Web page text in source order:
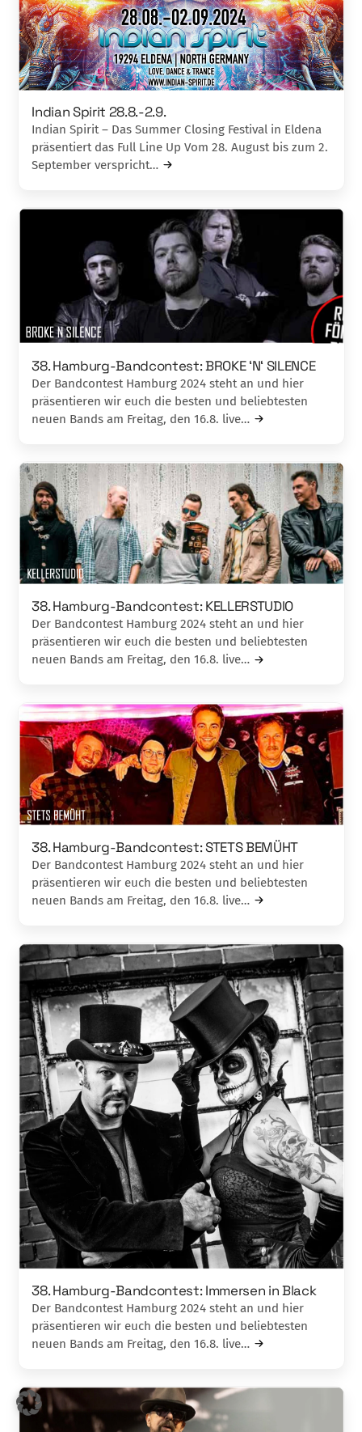
Indian Spirit 28.8.-2.9.
Indian Spirit – Das Summer Closing Festival in Eldena
präsentiert das Full Line Up Vom 28. August bis zum 2.
September verspricht…
38. Hamburg-Bandcontest: BROKE ‘N‘ SILENCE
Der Bandcontest Hamburg 2024 steht an und hier
präsentieren wir euch die besten und beliebtesten
neuen Bands am Freitag, den 16.8. live…
38. Hamburg-Bandcontest: KELLERSTUDIO
Der Bandcontest Hamburg 2024 steht an und hier
präsentieren wir euch die besten und beliebtesten
neuen Bands am Freitag, den 16.8. live…
38. Hamburg-Bandcontest: STETS BEMÜHT
Der Bandcontest Hamburg 2024 steht an und hier
präsentieren wir euch die besten und beliebtesten
neuen Bands am Freitag, den 16.8. live…
38. Hamburg-Bandcontest: Immersen in Black
Der Bandcontest Hamburg 2024 steht an und hier
präsentieren wir euch die besten und beliebtesten
neuen Bands am Freitag, den 16.8. live…